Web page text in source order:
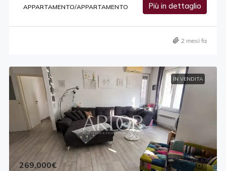
APPARTAMENTO/APPARTAMENTO Più in dettaglio
2 mesi fa
IN VENDITA
269,000€